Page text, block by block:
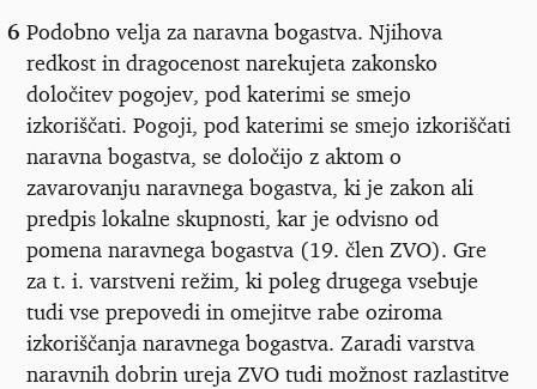
6 Podobno velja za naravna bogastva. Njihova
redkost in dragocenost narekujeta zakonsko
določitev pogojev, pod katerimi se smejo
izkoriščati. Pogoji, pod katerimi se smejo izkoriščati
naravna bogastva, se določijo z aktom o
zavarovanju naravnega bogastva, ki je zakon ali
predpis lokalne skupnosti, kar je odvisno od
pomena naravnega bogastva (19. člen ZVO). Gre
za t. i. varstveni režim, ki poleg drugega vsebuje
tudi vse prepovedi in omejitve rabe oziroma
izkoriščanja naravnega bogastva. Zaradi varstva
naravnih dobrin ureja ZVO tudi možnost razlastitve